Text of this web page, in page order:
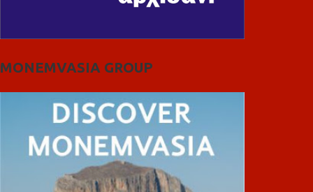
MONEMVASIA GROUP